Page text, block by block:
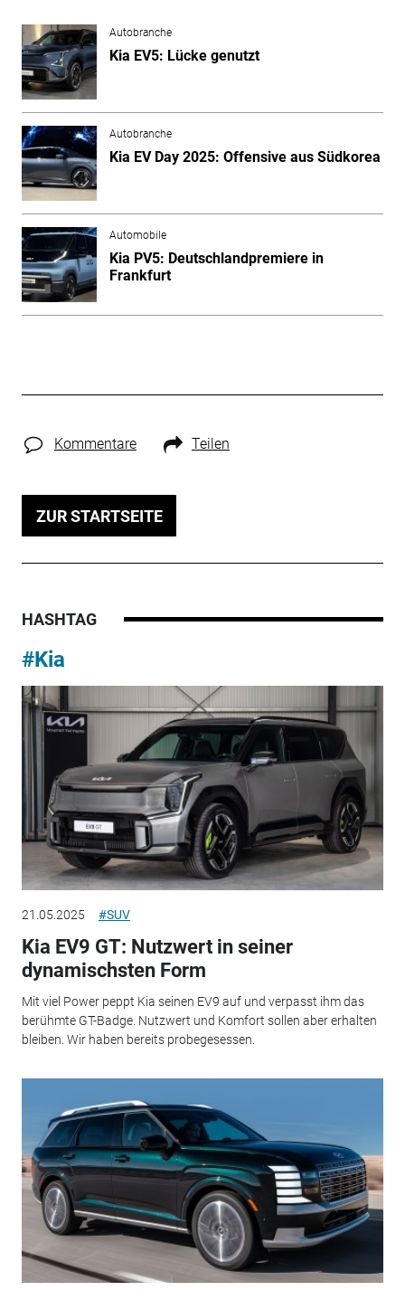
Autobranche
Kia EV5: Lücke genutzt
Autobranche
Kia EV Day 2025: Offensive aus Südkorea
Automobile
Kia PV5: Deutschlandpremiere in
Frankfurt
Kommentare Teilen
ZUR STARTSEITE
HASHTAG
#Kia
21.05.2025 #SUV
Kia EV9 GT: Nutzwert in seiner
dynamischsten Form
Mit viel Power peppt Kia seinen EV9 auf und verpasst ihm das
berühmte GT-Badge. Nutzwert und Komfort sollen aber erhalten
bleiben. Wir haben bereits probegesessen.